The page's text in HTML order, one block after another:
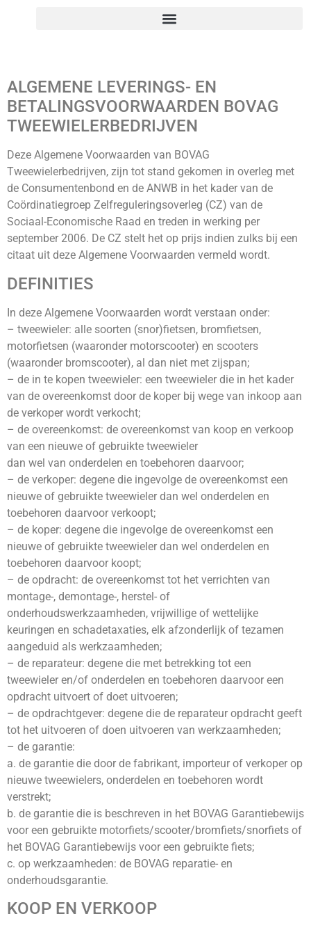
ALGEMENE LEVERINGS- EN
BETALINGSVOORWAARDEN BOVAG
TWEEWIELERBEDRIJVEN
Deze Algemene Voorwaarden van BOVAG
Tweewielerbedrijven, zijn tot stand gekomen in overleg met
de Consumentenbond en de ANWB in het kader van de
Coördinatiegroep Zelfreguleringsoverleg (CZ) van de
Sociaal-Economische Raad en treden in werking per
september 2006. De CZ stelt het op prijs indien zulks bij een
citaat uit deze Algemene Voorwaarden vermeld wordt.
DEFINITIES
In deze Algemene Voorwaarden wordt verstaan onder:
– tweewieler: alle soorten (snor)fietsen, bromfietsen,
motorfietsen (waaronder motorscooter) en scooters
(waaronder bromscooter), al dan niet met zijspan;
– de in te kopen tweewieler: een tweewieler die in het kader
van de overeenkomst door de koper bij wege van inkoop aan
de verkoper wordt verkocht;
– de overeenkomst: de overeenkomst van koop en verkoop
van een nieuwe of gebruikte tweewieler
dan wel van onderdelen en toebehoren daarvoor;
– de verkoper: degene die ingevolge de overeenkomst een
nieuwe of gebruikte tweewieler dan wel onderdelen en
toebehoren daarvoor verkoopt;
– de koper: degene die ingevolge de overeenkomst een
nieuwe of gebruikte tweewieler dan wel onderdelen en
toebehoren daarvoor koopt;
– de opdracht: de overeenkomst tot het verrichten van
montage-, demontage-, herstel- of
onderhoudswerkzaamheden, vrijwillige of wettelijke
keuringen en schadetaxaties, elk afzonderlijk of tezamen
aangeduid als werkzaamheden;
– de reparateur: degene die met betrekking tot een
tweewieler en/of onderdelen en toebehoren daarvoor een
opdracht uitvoert of doet uitvoeren;
– de opdrachtgever: degene die de reparateur opdracht geeft
tot het uitvoeren of doen uitvoeren van werkzaamheden;
– de garantie:
a. de garantie die door de fabrikant, importeur of verkoper op
nieuwe tweewielers, onderdelen en toebehoren wordt
verstrekt;
b. de garantie die is beschreven in het BOVAG Garantiebewijs
voor een gebruikte motorfiets/scooter/bromfiets/snorfiets of
het BOVAG Garantiebewijs voor een gebruikte fiets;
c. op werkzaamheden: de BOVAG reparatie- en
onderhoudsgarantie.
KOOP EN VERKOOP